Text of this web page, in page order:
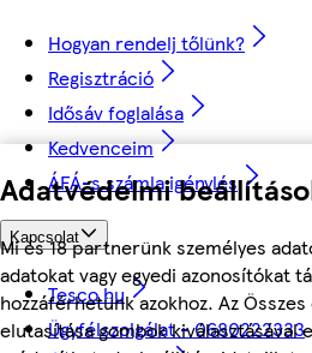
Adatvédelmi
Mi és 18 partnerünk személyes
adatokat vagy egyedi azonosítókat
hozzáférhetünk azokhoz. Az
elutasítása gombok kiválasztásával
Hogyan rendelj tőlünk?
Regisztráció
Idősáv foglalása
Kedvenceim
ÁFÁ-s számla igénylés
Kapcsolat
Tesco.hu
Ügyfélszolgálat - 0680222333